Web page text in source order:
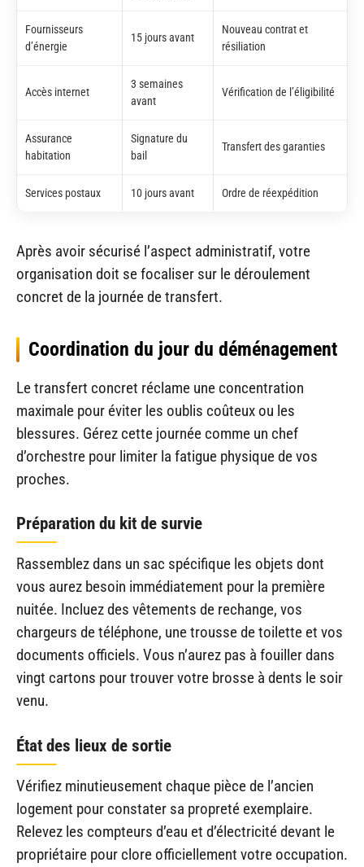
Fournisseurs
d’énergie
15 jours avant
Nouveau contrat et
résiliation
Accès internet
3 semaines
avant
Vérification de l’éligibilité
Assurance
habitation
Signature du
bail
Transfert des garanties
Services postaux 10 jours avant Ordre de réexpédition
Après avoir sécurisé l’aspect administratif, votre
organisation doit se focaliser sur le déroulement
concret de la journée de transfert.
Coordination du jour du déménagement
Le transfert concret réclame une concentration
maximale pour éviter les oublis coûteux ou les
blessures. Gérez cette journée comme un chef
d’orchestre pour limiter la fatigue physique de vos
proches.
Préparation du kit de survie
Rassemblez dans un sac spécifique les objets dont
vous aurez besoin immédiatement pour la première
nuitée. Incluez des vêtements de rechange, vos
chargeurs de téléphone, une trousse de toilette et vos
documents officiels. Vous n’aurez pas à fouiller dans
vingt cartons pour trouver votre brosse à dents le soir
venu.
État des lieux de sortie
Vérifiez minutieusement chaque pièce de l’ancien
logement pour constater sa propreté exemplaire.
Relevez les compteurs d’eau et d’électricité devant le
propriétaire pour clore officiellement votre occupation.